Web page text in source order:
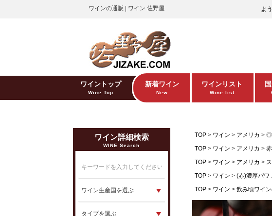
ワインの通販 | ワイン 佐野屋 よ
ワイントップ
Wine Top
新着ワイン
New
ワインリスト
Wine list
ワイン詳細検索
WINE Search
TOP ワイン アメリカ
◎
TOP
ワイン アメリカ 赤
TOP
ワイン アメリカ
TOP
ワイン (赤)濃厚パワ
TOP
ワイン 飲み頃ワイ